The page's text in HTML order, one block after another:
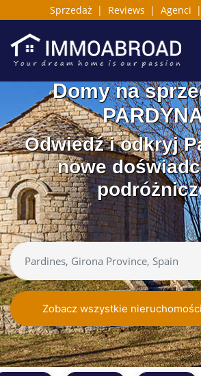
Sprzedaż | Reviews | Agenci |
Domy na
Odwiedź i odkryj
nowe
Zobacz wszystkie